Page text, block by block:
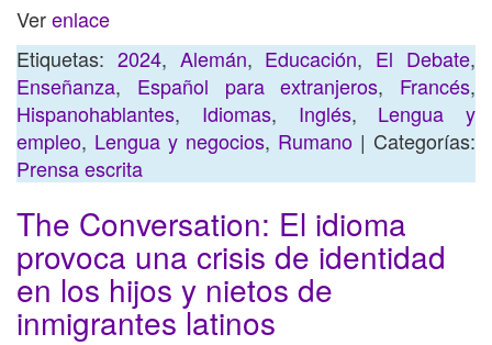
Verenlace
Etiquetas: 2024, Alemán, Educación, El Debate,
Enseñanza, Español para extranjeros, Francés,
Hispanohablantes, Idiomas, Inglés, Lengua y
empleo, Lengua y negocios, Rumano | Categorías:
Prensa escrita
The Conversation: El idioma
provoca una crisis de identidad
en los hijos y nietos de
inmigrantes latinos